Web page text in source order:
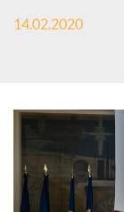
c
i
14.02.2020